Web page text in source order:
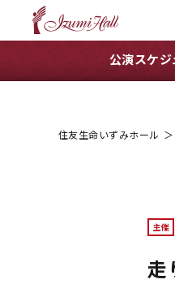
公演スケジ
住友生命いずみホール ＞
主催
走